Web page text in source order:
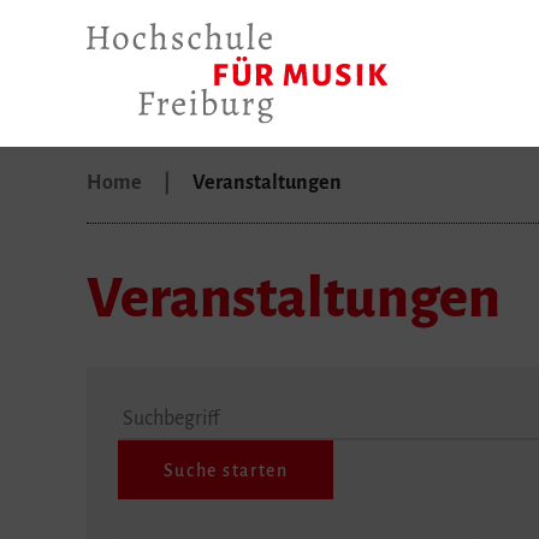
Home Veranstaltungen
Veranstaltungen
Suchbegriff